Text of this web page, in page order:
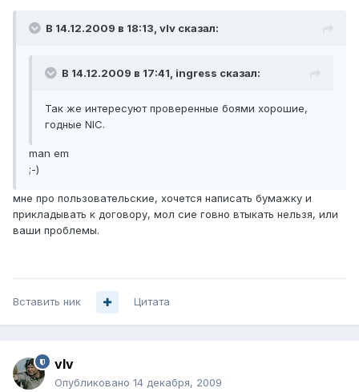
В 14.12.2009 в 18:13, vIv сказал:
В 14.12.2009 в 17:41, ingress сказал:
Так же интересуют проверенные боями хорошие,
годные NIC.
man em
;-)
мне про пользовательские, хочется написать бумажку и
прикладывать к договору, мол сие говно втыкать нельзя, или
ваши проблемы.
Вставить ник Цитата
vIv
Опубликовано 14 декабря, 2009